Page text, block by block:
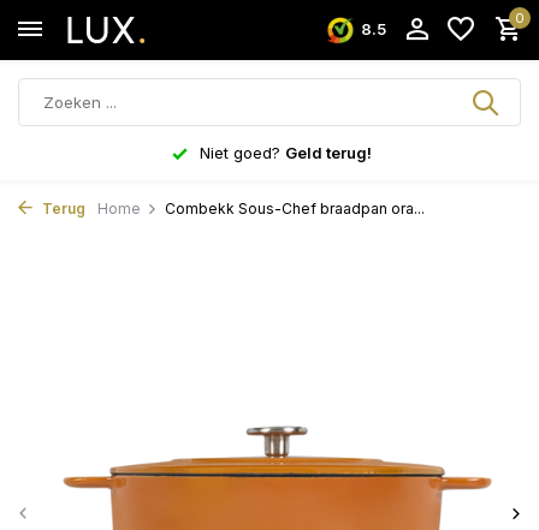
8.5
0
Niet goed? Geld terug!
Terug Home Combekk Sous-Chef braadpan ora...